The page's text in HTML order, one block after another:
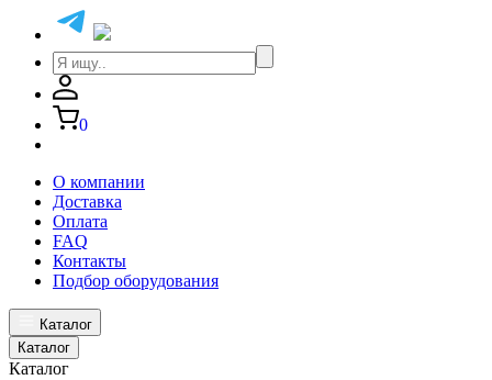
0
О компании
Доставка
Оплата
FAQ
Контакты
Подбор оборудования
Каталог
Каталог
Каталог